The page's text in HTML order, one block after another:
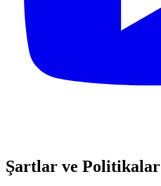
Şartlar ve Politikalar